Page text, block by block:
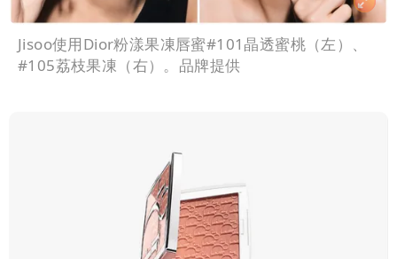
Jisoo使用Dior粉漾果凍唇蜜#101晶透蜜桃（左）、
#105荔枝果凍（右）。品牌提供